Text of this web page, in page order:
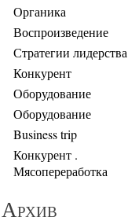
Органика
Воспроизведение
Стратегии лидерства
Конкурент
Оборудование
Оборудование
Business trip
Конкурент .
Мясопереработка
Архив